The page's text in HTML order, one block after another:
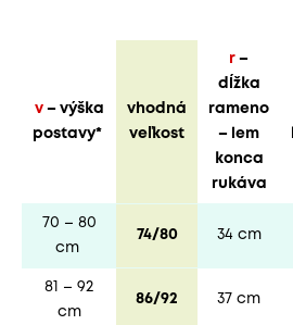
v– výška
postavy*
vhodná
veľkost
r –
dĺžka
rameno
– lem
konca
rukáva
70 – 80
cm
74/80 34 cm
81 – 92
cm
86/92 37 cm